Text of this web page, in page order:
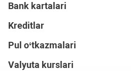
Bank kartalari
Kreditlar
Pul o‘tkazmalari
Valyuta kurslari